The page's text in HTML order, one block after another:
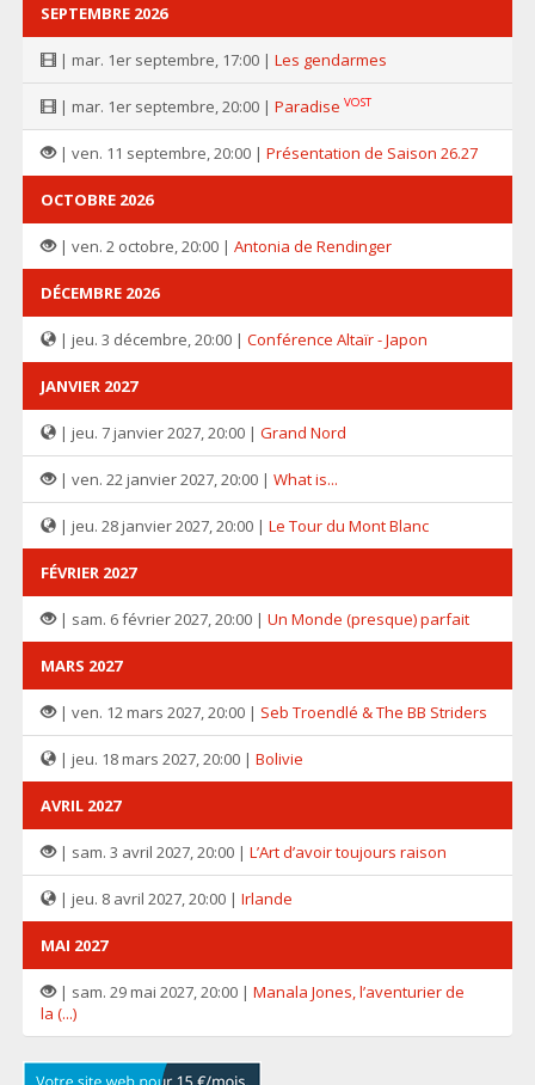
SEPTEMBRE 2026
| mar. 1er septembre, 17:00 | Les gendarmes
| mar. 1er septembre, 20:00 | Paradise VOST
| ven. 11 septembre, 20:00 | Présentation de Saison 26.27
OCTOBRE 2026
| ven. 2 octobre, 20:00 | Antonia de Rendinger
DÉCEMBRE 2026
| jeu. 3 décembre, 20:00 | Conférence Altaïr - Japon
JANVIER 2027
| jeu. 7 janvier 2027, 20:00 | Grand Nord
| ven. 22 janvier 2027, 20:00 | What is...
| jeu. 28 janvier 2027, 20:00 | Le Tour du Mont Blanc
FÉVRIER 2027
| sam. 6 février 2027, 20:00 | Un Monde (presque) parfait
MARS 2027
| ven. 12 mars 2027, 20:00 | Seb Troendlé & The BB Striders
| jeu. 18 mars 2027, 20:00 | Bolivie
AVRIL 2027
| sam. 3 avril 2027, 20:00 | L’Art d’avoir toujours raison
| jeu. 8 avril 2027, 20:00 | Irlande
MAI 2027
| sam. 29 mai 2027, 20:00 | Manala Jones, l’aventurier de
la (...)